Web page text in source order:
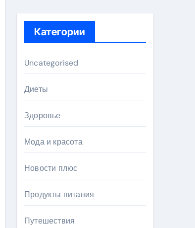
Категории
Uncategorised
Диеты
Здоровье
Мода и красота
Новости плюс
Продукты питания
Путешествия